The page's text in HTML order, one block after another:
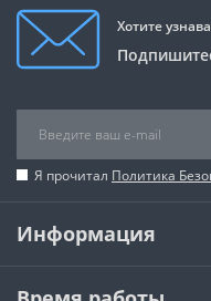
Хотите
Я прочитал Политика
Информация